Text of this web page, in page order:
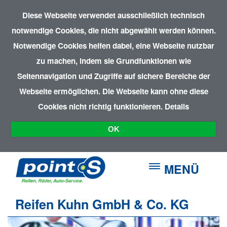
Diese Webseite verwendet ausschließlich technisch
notwendige Cookies, die nicht abgewählt werden können.
Notwendige Cookies helfen dabei, eine Webseite nutzbar
zu machen, indem sie Grundfunktionen wie
Seitennavigation und Zugriffe auf sichere Bereiche der
Webseite ermöglichen. Die Webseite kann ohne diese
Cookies nicht richtig funktionieren. Details
OK
MENÜ
Reifen Kuhn GmbH & Co. KG